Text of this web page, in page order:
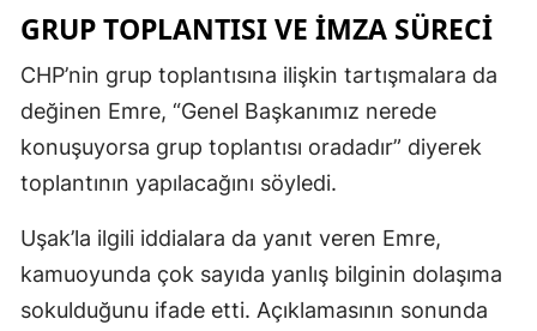
GRUP TOPLANTISI VE IMZA SÜRECI
CHP’nin grup toplantısına ilişkin tartışmalara da
değinen Emre, “Genel Başkanımız nerede
konuşuyorsa grup toplantısı oradadır” diyerek
toplantının yapılacağını söyledi.
Uşak’la ilgili iddialara da yanıt veren Emre,
kamuoyunda çok sayıda yanlış bilginin dolaşıma
sokulduğunu ifade etti. Açıklamasının sonunda